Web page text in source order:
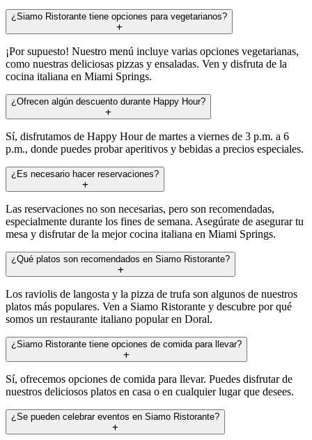
¿Siamo Ristorante tiene opciones para vegetarianos?
¡Por supuesto! Nuestro menú incluye varias opciones vegetarianas,
como nuestras deliciosas pizzas y ensaladas. Ven y disfruta de la
cocina italiana en Miami Springs.
¿Ofrecen algún descuento durante Happy Hour?
Sí, disfrutamos de Happy Hour de martes a viernes de 3 p.m. a 6
p.m., donde puedes probar aperitivos y bebidas a precios especiales.
¿Es necesario hacer reservaciones?
Las reservaciones no son necesarias, pero son recomendadas,
especialmente durante los fines de semana. Asegúrate de asegurar tu
mesa y disfrutar de la mejor cocina italiana en Miami Springs.
¿Qué platos son recomendados en Siamo Ristorante?
Los raviolis de langosta y la pizza de trufa son algunos de nuestros
platos más populares. Ven a Siamo Ristorante y descubre por qué
somos un restaurante italiano popular en Doral.
¿Siamo Ristorante tiene opciones de comida para llevar?
Sí, ofrecemos opciones de comida para llevar. Puedes disfrutar de
nuestros deliciosos platos en casa o en cualquier lugar que desees.
¿Se pueden celebrar eventos en Siamo Ristorante?